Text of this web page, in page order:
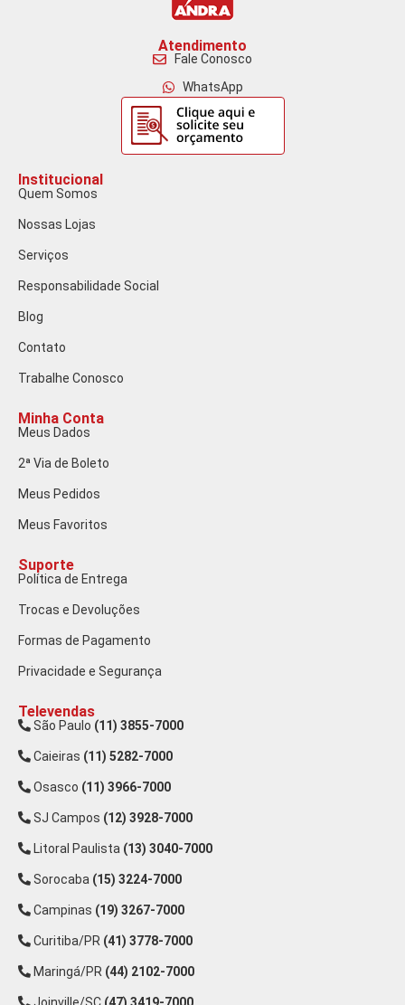
Atendimento
Fale Conosco
WhatsApp
Institucional
Quem Somos
Nossas Lojas
Serviços
Responsabilidade Social
Blog
Contato
Trabalhe Conosco
Minha Conta
Meus Dados
2ª Via de Boleto
Meus Pedidos
Meus Favoritos
Suporte
Política de Entrega
Trocas e Devoluções
Formas de Pagamento
Privacidade e Segurança
Televendas
São Paulo (11) 3855-7000
Caieiras (11) 5282-7000
Osasco (11) 3966-7000
SJ Campos (12) 3928-7000
Litoral Paulista (13) 3040-7000
Sorocaba (15) 3224-7000
Campinas (19) 3267-7000
Curitiba/PR (41) 3778-7000
Maringá/PR (44) 2102-7000